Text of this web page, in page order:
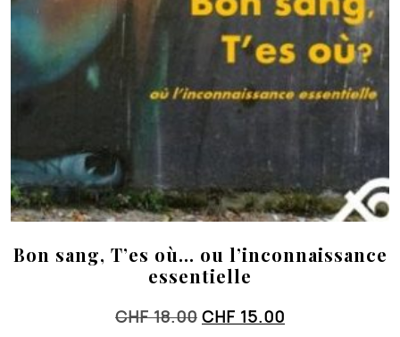
Bon sang, T’es où… ou l’inconnaissance
essentielle
CHF18.00 Le
CHF 15.00